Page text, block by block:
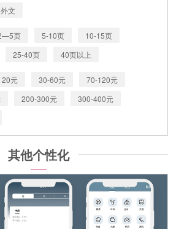
外文
页 5-10页
10-15页
25-40页 40页以上
20元 30-60元
70-120元
200-300元
300-400元
其他个性化